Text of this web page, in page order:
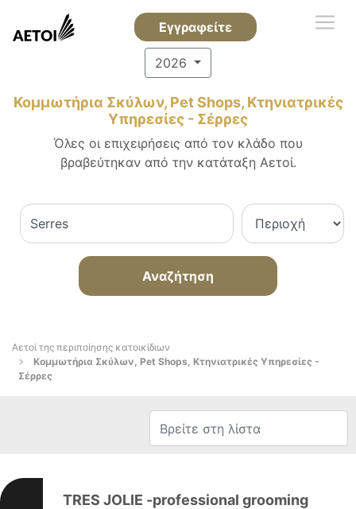
Εγγραφείτε
2026
Κομμωτήρια Σκύλων, Pet Shops, Κτηνιατρικές
Υπηρεσίες - Σέρρες
Όλες οι επιχειρήσεις από τον κλάδο που
βραβεύτηκαν από την κατάταξη Αετοί.
Αναζήτηση
Αετοί της περιποίησης κατοικίδιων
Κομμωτήρια Σκύλων, Pet Shops, Κτηνιατρικές Υπηρεσίες -
Σέρρες
TRES JOLIE -professional grooming